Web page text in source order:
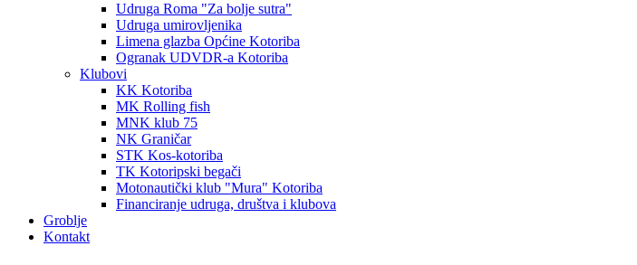
Udruga Roma "Za bolje sutra"
Udruga umirovljenika
Limena glazba Općine Kotoriba
Ogranak UDVDR-a Kotoriba
Klubovi
KK Kotoriba
MK Rolling fish
MNK klub 75
NK Graničar
STK Kos-kotoriba
TK Kotoripski begači
Motonautički klub "Mura" Kotoriba
Financiranje udruga, društva i klubova
Groblje
Kontakt